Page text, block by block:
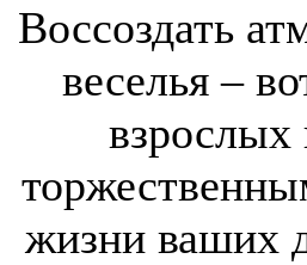
Воссоздать
веселья –
жизни ваших